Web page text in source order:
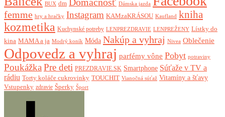
BUX dm Dámska jazda
femme hry a hračky Instagram KAMzaKRÁSOU Kaufland kniha
kozmetika Kuchynské potreby LENPREZDRAVIE LENPREŽENY Lístky do
kina MAMA a ja Modrý koník Móda Nakúp a vyhraj Nivea Oblečenie
Odpovedz a vyhraj parfémy vône Pobyt potraviny
Poukážka Pre deti PREZDRAVIE.SK Smartphone Súťaže v TV a
rádiu Torty koláče cukrovinky TOUCHIT Vianočná súťaž Vitamíny a šťavy
Vstupenky zdravie Šperky Šport